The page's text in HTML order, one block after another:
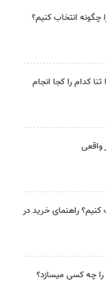
چگونه انتخاب کنیم؟
کدام را کجا انجام
راهنمای خرید در
چه کسی میسازد؟